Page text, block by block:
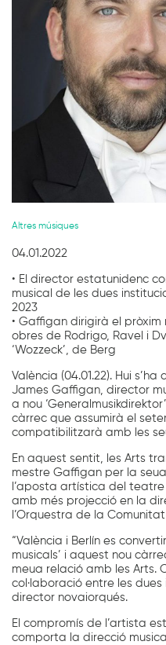
Altres músiques
04.01.2022
• El director estatunidenc
musical de les dues
2023
• Gaffigan dirigirà el
obres de Rodrigo, Ravel i
‘Wozzeck’, de Berg
València (04.01.22). Hui
James Gaffigan, director
a nou
càrrec que assumirà el
compatibilitzarà amb les
En aquest sentit, les Arts
mestre Gaffigan per la
l’aposta artística del
amb més projecció en la
l’Orquestra de la
“València i Berlín es
musicals’ i aquest nou
meua relació amb les Arts.
col·laboració entre les
director novaiorqués.
El compromís de l’artista
comporta la direcció